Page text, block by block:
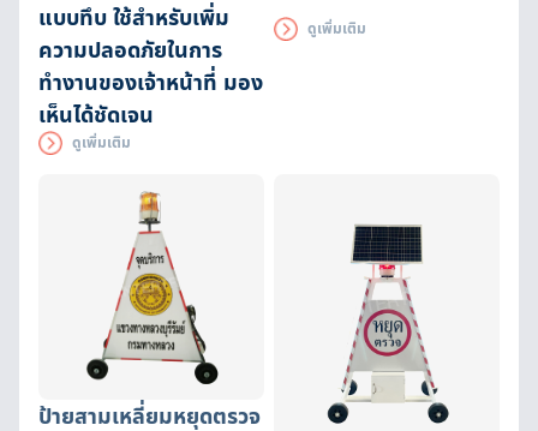
แบบทึบ ใช้สำหรับเพิ่ม
ความปลอดภัยในการ
ทำงานของเจ้าหน้าที่ มอง
เห็นได้ชัดเจน
ดูเพิ่มเติม
สามารถยืดความยาวได้ระหว่างถึง
ดูเพิ่มเติม
ป้ายสามเหลี่ยมหยุดตรวจ